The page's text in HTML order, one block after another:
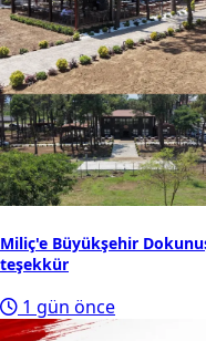
Miliç'e Büyükşehir
teşekkür
1 gün önce